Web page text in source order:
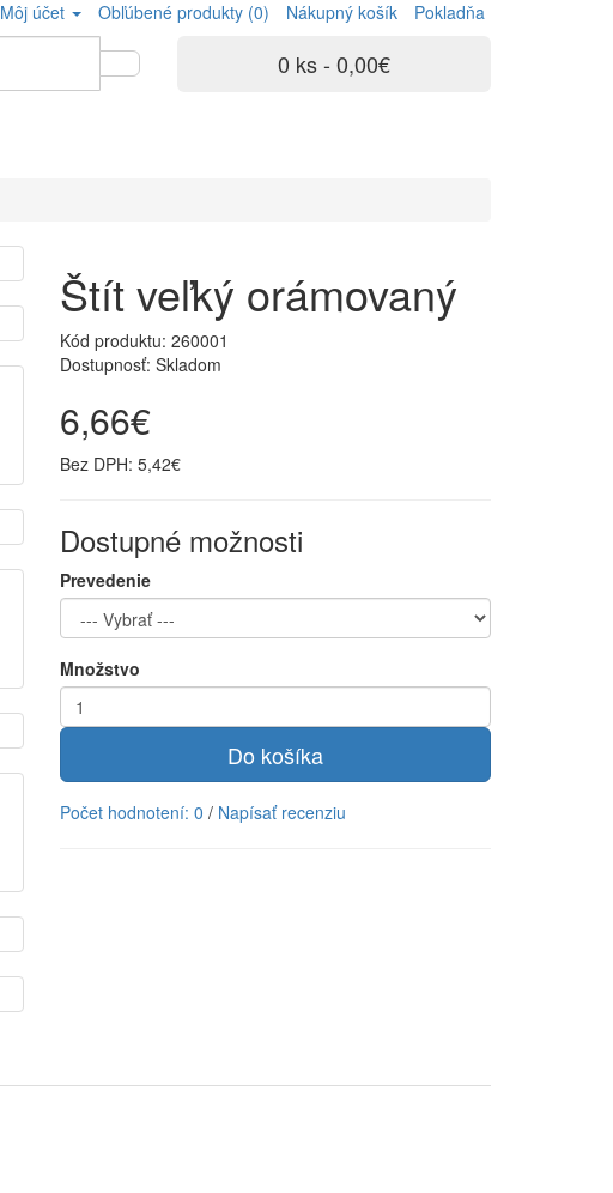
Môj účet Obľúbené produkty (0) Nákupný košík Pokladňa
0 ks - 0,00€
Štít veľký orámovaný
Kód produktu: 260001
Dostupnosť: Skladom
6,66€
Bez DPH: 5,42€
Dostupné možnosti
Prevedenie
Množstvo
Do košíka
Počet hodnotení: 0 / Napísať recenziu